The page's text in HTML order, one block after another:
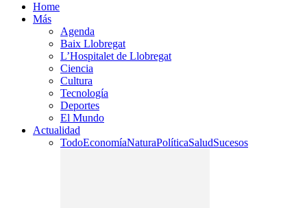
Home
Más
Agenda
Baix Llobregat
L’Hospitalet de Llobregat
Ciencia
Cultura
Tecnología
Deportes
El Mundo
Actualidad
TodoEconomíaNaturaPolíticaSaludSucesos